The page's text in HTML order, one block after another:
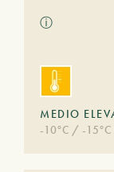
ⓘ
MEDIO
-10°C / -15°C